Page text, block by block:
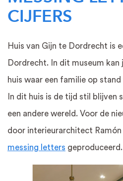
CIJFERS
Huis van Gijn te Dordrecht is
Dordrecht. In dit museum kan
huis waar een familie op stand
In dit huis is de tijd stil blijven
een andere wereld. Voor de
door interieurarchitect
messing letters geproduceerd.